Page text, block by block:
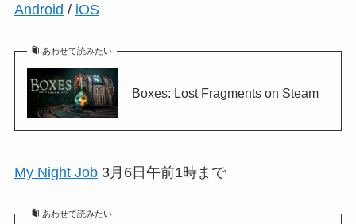
Android / iOS
あわせて読みたい
Boxes: Lost Fragments on Steam
My Night Job3月6日午前1時まで
あわせて読みたい